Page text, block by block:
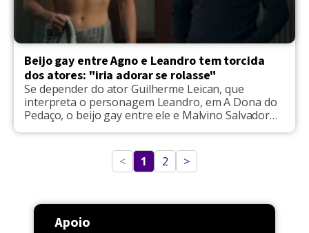
Beijo gay entre Agno e Leandro tem torcida
dos atores: "iria adorar se rolasse"
Se depender do ator Guilherme Leican, que
interpreta o personagem Leandro, em A Dona do
Pedaço, o beijo gay entre ele e Malvino Salvador
contou que desde que foi convidado por Walcyr
Carrasco para estrelar a novela, já vem se […]
< 1 2 >
Apoio